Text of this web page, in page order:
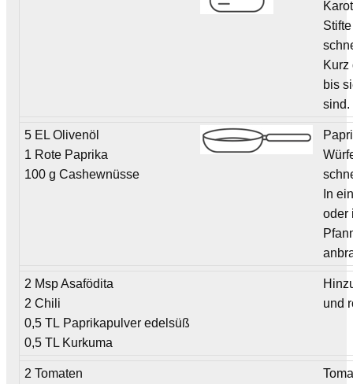
Stifte
Kurz
bis
sind.
5 EL Olivenöl
1 Rote Paprika
100 g Cashewnüsse
In
oder
2 Msp Asafödita
2 Chili
0,5 TL Paprikapulver edelsüß
0,5 TL Kurkuma
und
2 Tomaten